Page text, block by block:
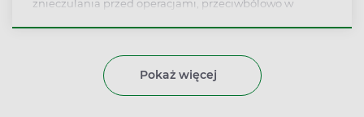
znieczulania przed operacjami, przeciwbólowo w
zagraża życiu.
Pokaż więcej